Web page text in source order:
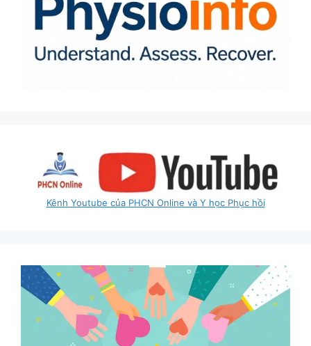
Kênh Youtube của PHCN Online và Y học Phục hồi